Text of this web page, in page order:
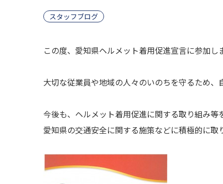
スタッフブログ
この度、愛知県ヘルメット着用促進宣言に参加し
大切な従業員や地域の人々のいのちを守るため
今後も、ヘルメット着用促進に関する取り組み等
愛知県の交通安全に関する施策などに積極的に取